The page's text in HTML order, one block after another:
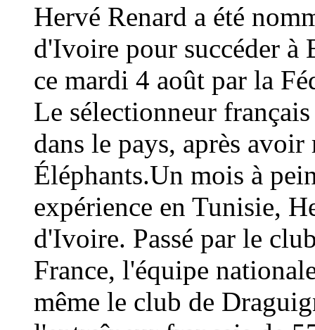
Hervé Renard a été
d'Ivoire pour succéder à
ce mardi 4 août par la
Le sélectionneur
dans le pays, après
Éléphants.Un mois à
expérience en Tunisie,
d'Ivoire. Passé par le
France, l'équipe
même le club de